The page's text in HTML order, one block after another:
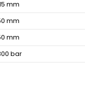
mm
mm
mm
bar